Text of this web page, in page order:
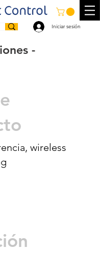
Iniciar sesión
-
wireless